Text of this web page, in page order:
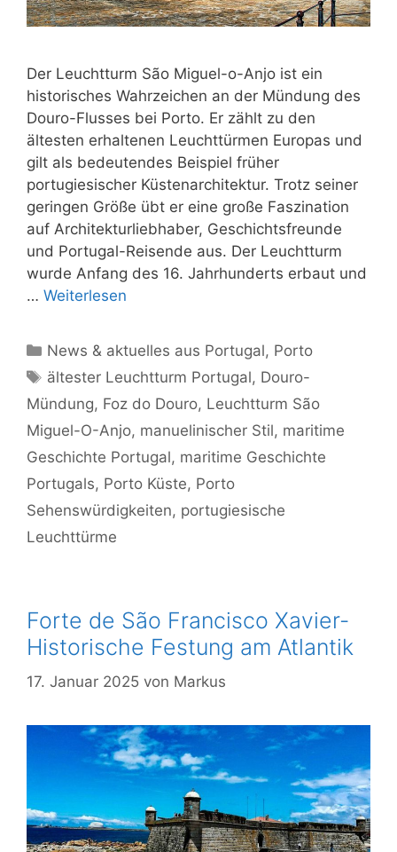
Der Leuchtturm São Miguel-o-Anjo ist ein
historisches Wahrzeichen an der Mündung des
Douro-Flusses bei Porto. Er zählt zu den
ältesten erhaltenen Leuchttürmen Europas und
gilt als bedeutendes Beispiel früher
portugiesischer Küstenarchitektur. Trotz seiner
geringen Größe übt er eine große Faszination
auf Architekturliebhaber, Geschichtsfreunde
und Portugal-Reisende aus. Der Leuchtturm
wurde Anfang des 16. Jahrhunderts erbaut und
… Weiterlesen
Kategorien
News & aktuelles aus Portugal, Porto
Schlagwörter
ältester Leuchtturm Portugal, Douro-
Mündung, Foz do Douro, Leuchtturm São
Miguel-O-Anjo, manuelinischer Stil, maritime
Geschichte Portugal, maritime Geschichte
Portugals, Porto Küste, Porto
Sehenswürdigkeiten, portugiesische
Leuchttürme
Forte de São Francisco Xavier-
Historische Festung am Atlantik
17. Januar 2025 von Markus